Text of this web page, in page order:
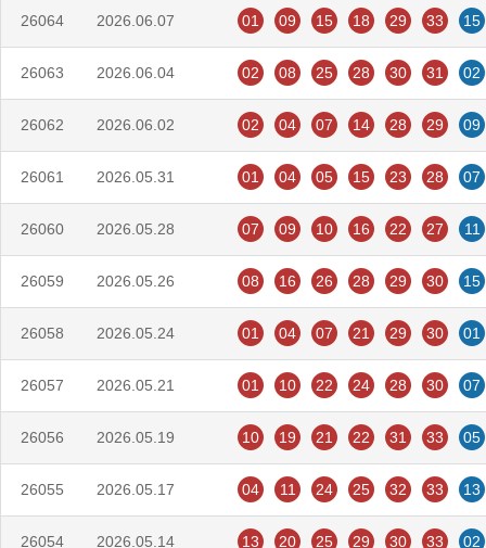
26064 2026.06.07 01 09 15 18 29 33 15
26063 2026.06.04 02 08 25 28 30 31 02
26062 2026.06.02 02 04 07 14 28 29 09
26061 2026.05.31 01 04 05 15 23 28 07
26060 2026.05.28 07 09 10 16 22 27 11
26059 2026.05.26 08 16 26 28 29 30 15
26058 2026.05.24 01 04 07 21 29 30 01
26057 2026.05.21 01 10 22 24 28 30 07
26056 2026.05.19 10 19 21 22 31 33 05
26055 2026.05.17 04 11 24 25 32 33 13
26054 2026.05.14 13 20 25 29 30 33 02